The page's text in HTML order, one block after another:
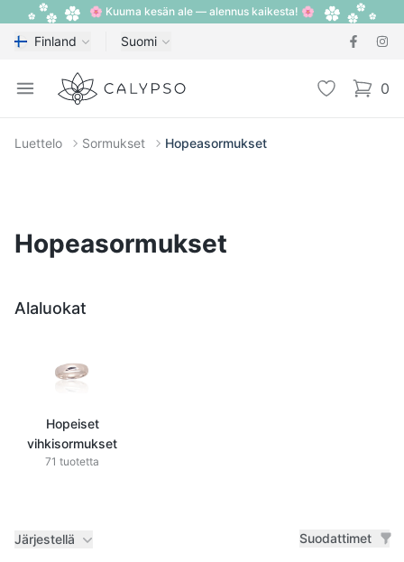
🌸 Kuuma kesän ale — alennus kaikesta! 🌸
Finland Suomi
Open menu
Calypso Toivelista 0
items
Luettelo Sormukset Hopeasormukset
Hopeasormukset
Alaluokat
Hopeiset
vihkisormukset
71 tuotetta
Järjestellä Suodattimet